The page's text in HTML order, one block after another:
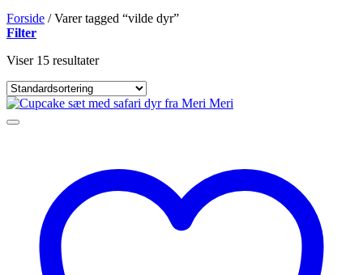
Forside /Varer tagged “vilde dyr”
Filter
Viser 15 resultater